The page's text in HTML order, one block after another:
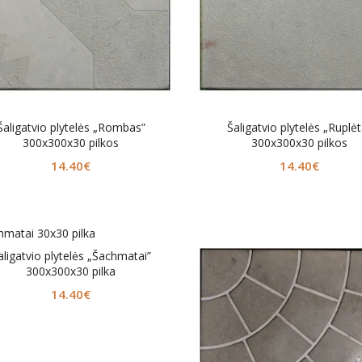
plytelės „Rombas”
300x300x30 pilkos
14.40€
Šaligatvio plytelės
300x300x30 pilkos
14.40€
plytelės „Šachmatai”
300x300x30 pilka
14.40€